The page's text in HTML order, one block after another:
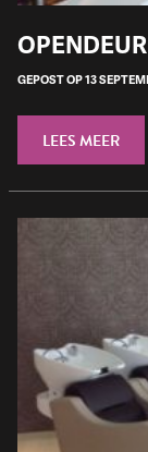
GEPOST OP 13
LEES MEER